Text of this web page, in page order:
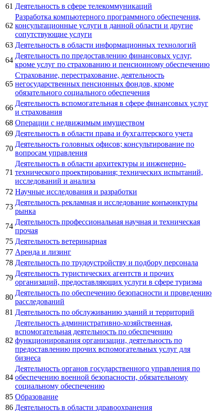
61 Деятельность в сфере телекоммуникаций
62
Разработка компьютерного программного обеспечения,
консультационные услуги в данной области и другие
сопутствующие услуги
63 Деятельность в области информационных технологий
64
Деятельность по предоставлению финансовых услуг,
кроме услуг по страхованию и пенсионному обеспечению
65
Страхование, перестрахование, деятельность
негосударственных пенсионных фондов, кроме
обязательного социального обеспечения
66
Деятельность вспомогательная в сфере финансовых услуг
и страхования
68 Операции с недвижимым имуществом
69 Деятельность в области права и бухгалтерского учета
70
Деятельность головных офисов; консультирование по
вопросам управления
71
Деятельность в области архитектуры и инженерно-
технического проектирования; технических испытаний,
исследований и анализа
72 Научные исследования и разработки
73
Деятельность рекламная и исследование конъюнктуры
рынка
74
Деятельность профессиональная научная и техническая
прочая
75 Деятельность ветеринарная
77 Аренда и лизинг
78 Деятельность по трудоустройству и подбору персонала
79
Деятельность туристических агентств и прочих
организаций, предоставляющих услуги в сфере туризма
80
Деятельность по обеспечению безопасности и проведению
расследований
81 Деятельность по обслуживанию зданий и территорий
82
Деятельность административно-хозяйственная,
вспомогательная деятельность по обеспечению
функционирования организации, деятельность по
предоставлению прочих вспомогательных услуг для
бизнеса
84
Деятельность органов государственного управления по
обеспечению военной безопасности, обязательному
социальному обеспечению
85 Образование
86 Деятельность в области здравоохранения